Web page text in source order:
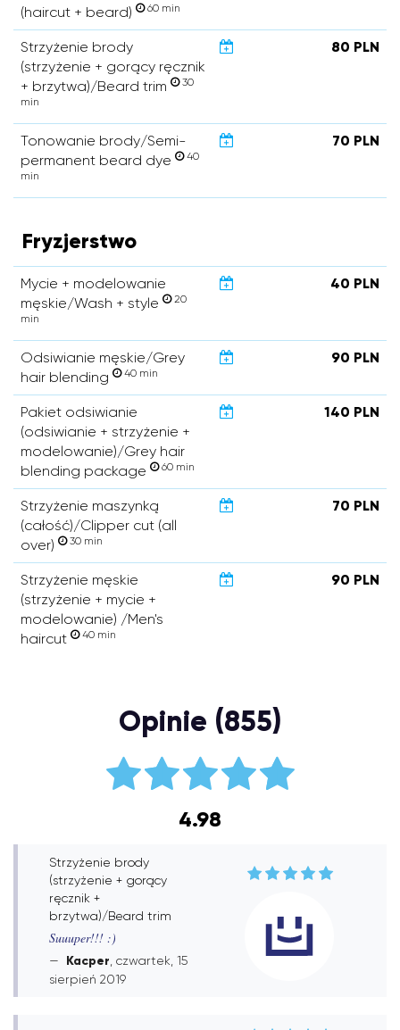
(haircut + beard)
60 min
Strzyżenie brody
(strzyżenie + gorący ręcznik
+ brzytwa)/Beard trim
30
min
80 PLN
Tonowanie brody/Semi-
permanent beard dye
40
min
70 PLN
Fryzjerstwo
Mycie + modelowanie
męskie/Wash + style
20
min
40 PLN
Odsiwianie męskie/Grey
hair blending
40 min
90 PLN
Pakiet odsiwianie
(odsiwianie + strzyżenie +
modelowanie)/Grey hair
blending package
60 min
140 PLN
Strzyżenie maszynką
(całość)/Clipper cut (all
over)
30 min
70 PLN
Strzyżenie męskie
(strzyżenie + mycie +
modelowanie) /Men's
haircut
40 min
90 PLN
Opinie (855)
4.98
Strzyżenie brody
(strzyżenie + gorący
ręcznik +
brzytwa)/Beard trim
Suuuper!!! :)
Kacper , czwartek, 15
sierpień 2019